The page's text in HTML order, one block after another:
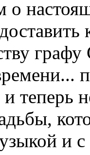
о
теперь